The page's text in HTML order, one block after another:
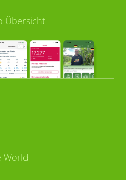
Übersicht
World